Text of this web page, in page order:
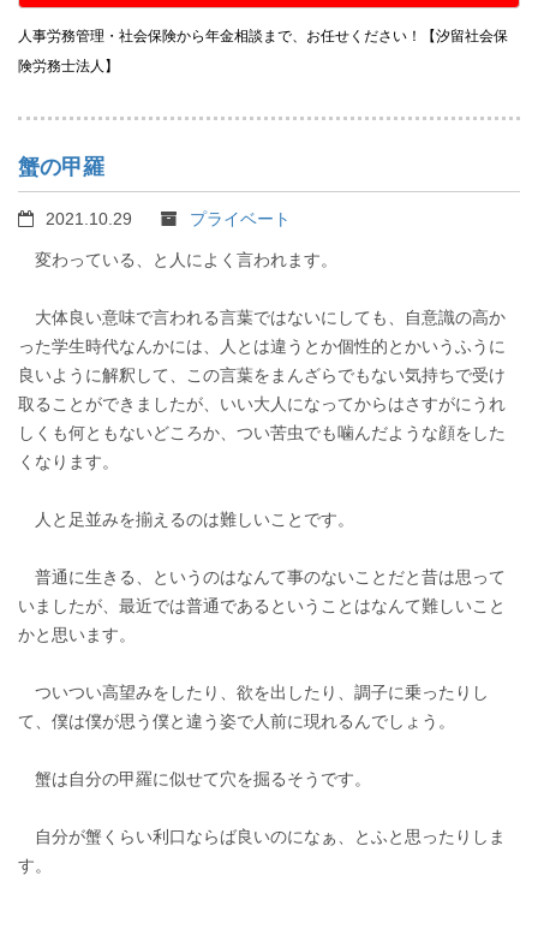
人事労務管理・社会保険から年金相談まで、お任せください！【汐留社会保
険労務士法人】
蟹の甲羅
2021.10.29 プライベート
変わっている、と人によく言われます。
大体良い意味で言われる言葉ではないにしても、自意識の高か
った学生時代なんかには、人とは違うとか個性的とかいうふうに
良いように解釈して、この言葉をまんざらでもない気持ちで受け
取ることができましたが、いい大人になってからはさすがにうれ
しくも何ともないどころか、つい苦虫でも噛んだような顔をした
くなります。
人と足並みを揃えるのは難しいことです。
普通に生きる、というのはなんて事のないことだと昔は思って
いましたが、最近では普通であるということはなんて難しいこと
かと思います。
ついつい高望みをしたり、欲を出したり、調子に乗ったりし
て、僕は僕が思う僕と違う姿で人前に現れるんでしょう。
蟹は自分の甲羅に似せて穴を掘るそうです。
自分が蟹くらい利口ならば良いのになぁ、とふと思ったりしま
す。